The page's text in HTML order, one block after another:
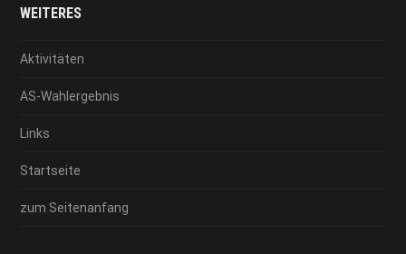
WEITERES
Aktivitäten
AS-Wahlergebnis
Links
Startseite
zum Seitenanfang